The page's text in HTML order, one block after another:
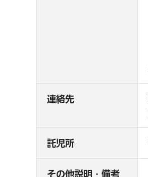
連絡先
託児所
その他説明・備考